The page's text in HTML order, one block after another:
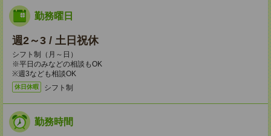
勤務曜日
週2～3 / 土日祝休
シフト制（月～日）
※平日のみなどの相談もOK
※週3なども相談OK
休日休暇 シフト制
勤務時間